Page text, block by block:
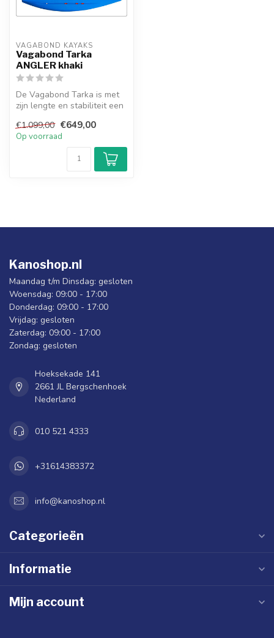
VAGABOND KAYAKS
Vagabond Tarka
ANGLER khaki
De Vagabond Tarka is met
zijn lengte en stabiliteit een
€1.099,00 €649,00
Op voorraad
Kanoshop.nl
Maandag t/m Dinsdag: gesloten
Woensdag: 09:00 - 17:00
Donderdag: 09:00 - 17:00
Vrijdag: gesloten
Zaterdag: 09:00 - 17:00
Zondag: gesloten
Hoeksekade 141
2661 JL Bergschenhoek
Nederland
010 521 4333
+31614383372
info@kanoshop.nl
Categorieën
Informatie
Mijn account